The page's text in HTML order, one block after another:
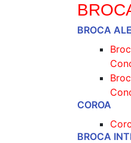
BROCA
COROA
BROCA